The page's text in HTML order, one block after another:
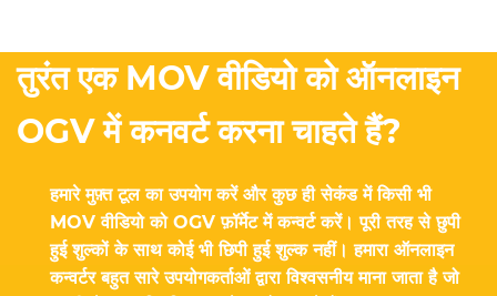
तुरंत एक MOV वीडियो को ऑनलाइन
OGV में कनवर्ट करना चाहते हैं?
हमारे मुफ़्त टूल का उपयोग करें और कुछ ही सेकंड में किसी भी
MOV वीडियो को OGV फ़ॉर्मेट में कन्वर्ट करें। पूरी तरह से छुपी
हुई शुल्कों के साथ कोई भी छिपी हुई शुल्क नहीं। हमारा ऑनलाइन
कन्वर्टर बहुत सारे उपयोगकर्ताओं द्वारा विश्वसनीय माना जाता है जो